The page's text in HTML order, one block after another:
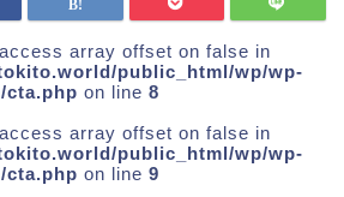
array offset on false in
public_html/wp/wp-
cta.php on line 8
array offset on false in
public_html/wp/wp-
cta.php on line 9